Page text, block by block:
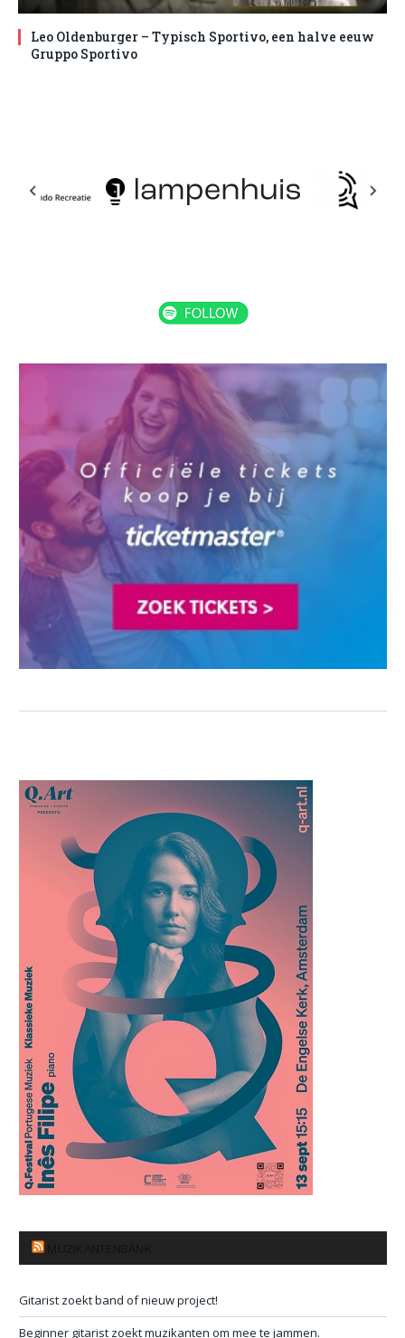
Leo Oldenburger – Typisch Sportivo, een halve eeuw
Gruppo Sportivo
Gitarist zoekt band of nieuw project!
Beginner gitarist zoekt muzikanten om mee te jammen.